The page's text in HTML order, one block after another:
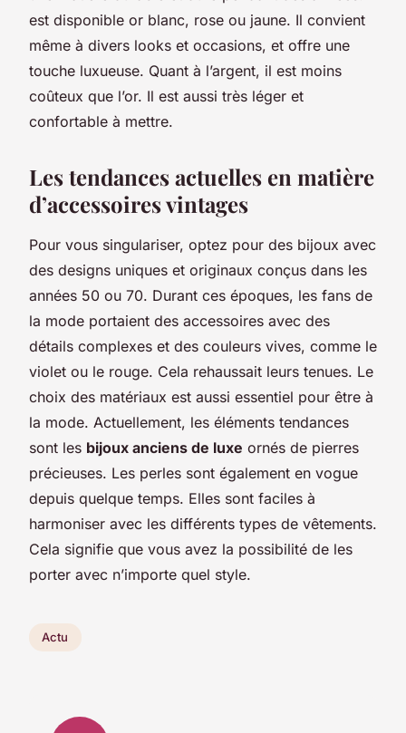
est disponible or blanc, rose ou jaune. Il convient
même à divers looks et occasions, et offre une
touche luxueuse. Quant à l’argent, il est moins
coûteux que l’or. Il est aussi très léger et
confortable à mettre.
Les tendances actuelles en matière
d’accessoires vintages
Pour vous singulariser, optez pour des bijoux avec
des designs uniques et originaux conçus dans les
années 50 ou 70. Durant ces époques, les fans de
la mode portaient des accessoires avec des
détails complexes et des couleurs vives, comme le
violet ou le rouge. Cela rehaussait leurs tenues. Le
choix des matériaux est aussi essentiel pour être à
la mode. Actuellement, les éléments tendances
sont les bijoux anciens de luxe ornés de pierres
précieuses. Les perles sont également en vogue
depuis quelque temps. Elles sont faciles à
harmoniser avec les différents types de vêtements.
Cela signifie que vous avez la possibilité de les
porter avec n’importe quel style.
Actu